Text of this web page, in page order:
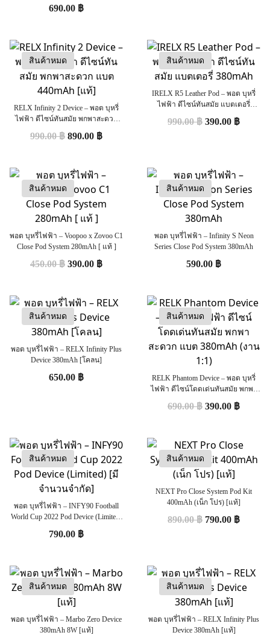
690.00 ฿
สินค้าหมด
RELX Infinity 2 Device – พอต บุหรี่
ไฟฟ้า ดีไซน์ทันสมัย พกพาสะดวก
990.00฿ 890.00 ฿
สินค้าหมด
IRELX R5 Leather Pod – พอต บุหรี่
ไฟฟ้า ดีไซน์ทันสมัย แบตเตอรี่
990.00฿ 390.00 ฿
สินค้าหมด
พอต บุหรี่ไฟฟ้า – Voopoo x Zovoo C1
Close Pod System 280mAh [ แท้ ]
450.00฿ 390.00 ฿
สินค้าหมด
พอต บุหรี่ไฟฟ้า – Infinity S Neon
Series Close Pod System 380mAh
590.00 ฿
สินค้าหมด
พอต บุหรี่ไฟฟ้า – RELX Infinity Plus
Device 380mAh [โคลน]
650.00 ฿
สินค้าหมด
RELK Phantom Device – พอต บุหรี่
ไฟฟ้า ดีไซน์โดดเด่นทันสมัย พกพา
690.00฿ 390.00 ฿
สินค้าหมด
พอต บุหรี่ไฟฟ้า – INFY90 Football
World Cup 2022 Pod Device (Limited)
790.00 ฿
สินค้าหมด
NEXT Pro Close System Pod Kit
400mAh (เน็ก โปร) [แท้]
890.00฿ 790.00 ฿
สินค้าหมด
พอต บุหรี่ไฟฟ้า – Marbo Zero Device
380mAh 8W [แท้]
สินค้าหมด
พอต บุหรี่ไฟฟ้า – RELX Infinity Plus
Device 380mAh [แท้]